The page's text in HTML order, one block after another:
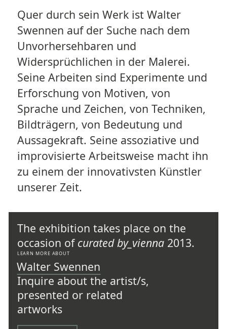
Quer durch sein Werk ist Walter
Swennen auf der Suche nach dem
Unvorhersehbaren und
Widersprüchlichen in der Malerei.
Seine Arbeiten sind Experimente und
Erforschung von Motiven, von
Sprache und Zeichen, von Techniken,
Bildträgern, von Bedeutung und
Aussagekraft. Seine assoziative und
improvisierte Arbeitsweise macht ihn
zu einem der innovativsten Künstler
unserer Zeit.
The exhibition takes place on the
occasion of curated by_vienna2013.
LEARN MORE ABOUT
Walter Swennen
Inquire about the artist/s,
presented or related
artworks